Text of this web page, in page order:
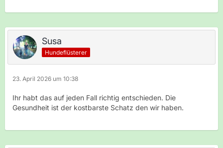
Susa
Hundeflüsterer
23. April 2026 um 10:38
Ihr habt das auf jeden Fall richtig entschieden. Die
Gesundheit ist der kostbarste Schatz den wir haben.